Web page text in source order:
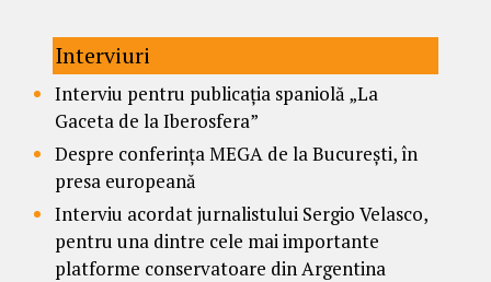
Interviuri
Interviu pentru publicația spaniolă „La
Gaceta de la Iberosfera”
Despre conferința MEGA de la București, în
presa europeană
Interviu acordat jurnalistului Sergio Velasco,
pentru una dintre cele mai importante
platforme conservatoare din Argentina